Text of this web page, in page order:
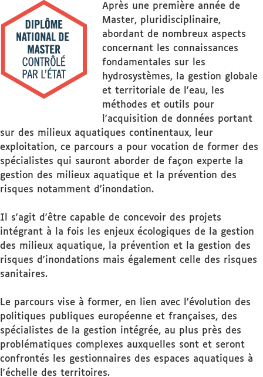
Après une première année de
Master, pluridisciplinaire,
abordant de nombreux aspects
concernant les connaissances
fondamentales sur les
hydrosystèmes, la gestion globale
et territoriale de l'eau, les
méthodes et outils pour
l'acquisition de données portant
sur des milieux aquatiques continentaux, leur
exploitation, ce parcours a pour vocation de former des
spécialistes qui sauront aborder de façon experte la
gestion des milieux aquatique et la prévention des
risques notamment d'inondation.
Il s'agit d'être capable de concevoir des projets
intégrant à la fois les enjeux écologiques de la gestion
des milieux aquatique, la prévention et la gestion des
risques d'inondations mais également celle des risques
sanitaires.
Le parcours vise à former, en lien avec l'évolution des
politiques publiques européenne et françaises, des
spécialistes de la gestion intégrée, au plus près des
problématiques complexes auxquelles sont et seront
confrontés les gestionnaires des espaces aquatiques à
l'échelle des territoires.